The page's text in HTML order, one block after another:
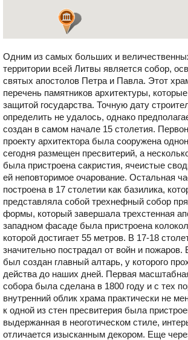
Одним из самых больших и
территории всей Литвы является собор,
святых апостолов Петра и Павла. Этот
перечень памятников архитектуры,
защитой государства. Точную дату
определить не удалось, однако
создан в самом начале 15 столетия.
проекту архитектора была сооружена
сегодня размещен пресвитерий, а
была пристроена сакристия, ячеистые
ей неповторимое очарование. Остальная
построена в 17 столетии как базилика,
представляла собой трехнефный собор
формы, который завершала трехстенная
западном фасаде была пристроена
которой достигает 55 метров. В 17-18
значительно пострадал от войн и пожаров.
был создан главный алтарь, у которого
действа до наших дней. Первая
собора была сделана в 1800 году и с тех
внутренний облик храма практически не
к одной из стен пресвитерия была
выдержанная в неоготическом стиле,
отличается изысканным декором. Еще